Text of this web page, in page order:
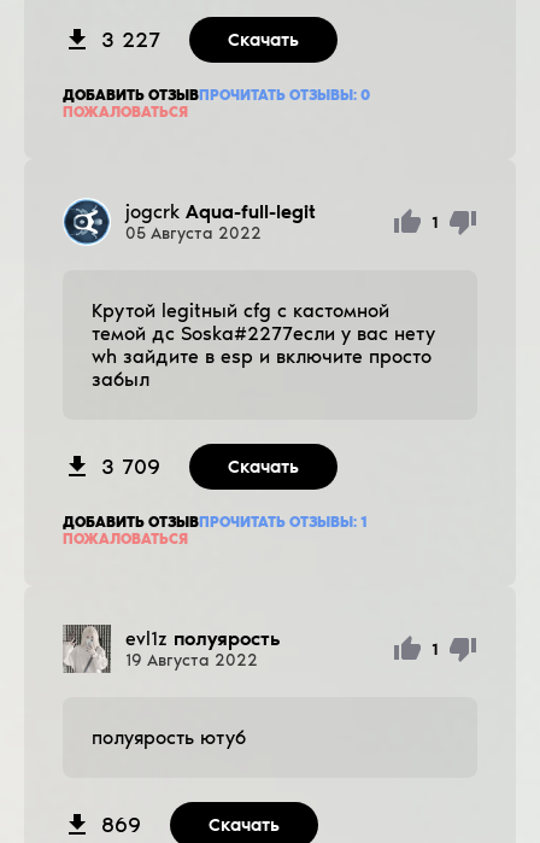
3 227 Скачать
ДОБАВИТЬ ОТЗЫВПРОЧИТАТЬ ОТЗЫВЫ: 0
ПОЖАЛОВАТЬСЯ
jogcrk Aqua-full-legit
05 Августа 2022
1
Крутой legitный cfg с кастомной
темой дс Soska#2277если у вас нету
wh зайдите в esp и включите просто
забыл
3 709 Скачать
ДОБАВИТЬ ОТЗЫВПРОЧИТАТЬ ОТЗЫВЫ: 1
ПОЖАЛОВАТЬСЯ
evl1z полуярость
19 Августа 2022
1
полуярость ютуб
869 Скачать